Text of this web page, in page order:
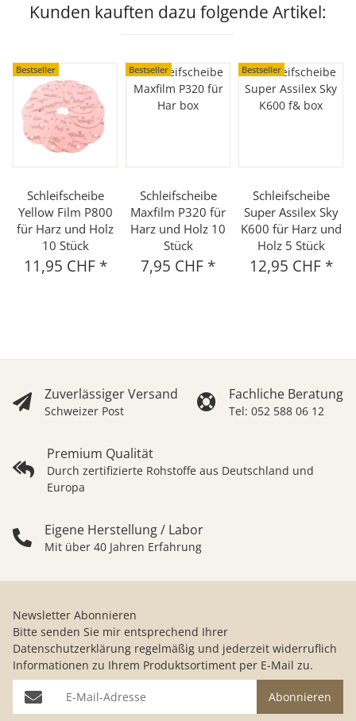
Kunden kauften dazu folgende Artikel:
Bestseller
Schleifscheibe
Yellow Film P800
für Harz und Holz
10 Stück
11,95 CHF *
Bestseller
Schleifscheibe
Maxfilm P320 für
Harz und Holz 10
Stück
7,95 CHF *
Bestseller
Schleifscheibe
Super Assilex Sky
K600 für Harz und
Holz 5 Stück
12,95 CHF *
Zuverlässiger Versand
Schweizer Post
Fachliche Beratung
Tel: 052 588 06 12
Premium Qualität
Durch zertifizierte Rohstoffe aus Deutschland und
Europa
Eigene Herstellung / Labor
Mit über 40 Jahren Erfahrung
Newsletter Abonnieren
Bitte senden Sie mir entsprechend Ihrer
Datenschutzerklärung regelmäßig und jederzeit widerruflich
Informationen zu Ihrem Produktsortiment per E-Mail zu.
E-Mail-Adresse Abonnieren